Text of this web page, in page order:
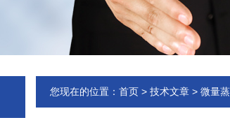
您现在的位置： 首页 > 技术文章 > 微量